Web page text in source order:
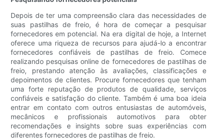
Depois de ter uma compreensão clara das necessidades de
suas pastilhas de freio, é hora de começar a pesquisar
fornecedores em potencial. Na era digital de hoje, a Internet
oferece uma riqueza de recursos para ajudá-lo a encontrar
fornecedores confiáveis ​​de pastilhas de freio. Comece
realizando pesquisas online de fornecedores de pastilhas de
freio, prestando atenção às avaliações, classificações e
depoimentos de clientes. Procure fornecedores que tenham
uma forte reputação de produtos de qualidade, serviços
confiáveis ​​e satisfação do cliente. Também é uma boa ideia
entrar em contato com outros entusiastas de automóveis,
mecânicos e profissionais automotivos para obter
recomendações e insights sobre suas experiências com
diferentes fornecedores de pastilhas de freio.